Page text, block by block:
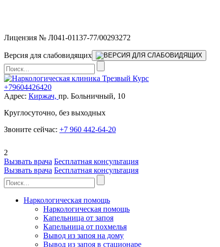
Лицензия № Л041-01137-77/00293272
Версия для слабовидящих
+79604426420
Адрес: Киржач, пр. Больничный, 10
Круглосуточно, без выходных
Звоните сейчас: +7 960 442-64-20
2
Вызвать врача Бесплатная консультация
Вызвать врача Бесплатная консультация
Наркологическая помощь
Наркологическая помощь
Капельница от запоя
Капельница от похмелья
Вывод из запоя на дому
Вывод из запоя в стационаре